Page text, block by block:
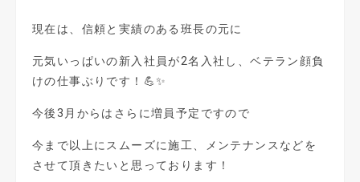
現在は、信頼と実績のある班長の元に
元気いっぱいの新入社員が2名入社し、ベテラン顔負
けの仕事ぶりです！💪✨
今後3月からはさらに増員予定ですので
今まで以上にスムーズに施工、メンテナンスなどを
させて頂きたいと思っております！